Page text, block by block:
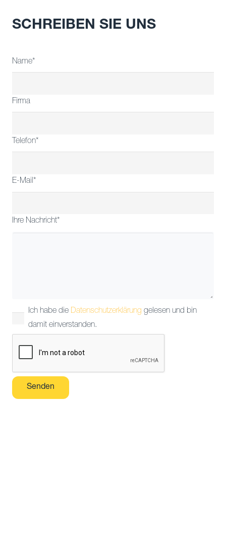
SCHREIBEN SIE UNS
Name*
Firma
Telefon*
E-Mail*
Ihre Nachricht*
Ich habe die Datenschutzerklärung gelesen und bin
damit einverstanden.
Bitte lasse dieses Feld leer.